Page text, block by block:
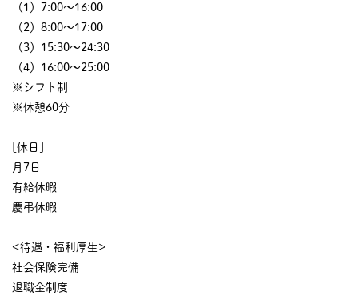
（1）7:00～16:00
（2）8:00～17:00
（3）15:30～24:30
（4）16:00～25:00
※シフト制
※休憩60分
[休日]
月7日
有給休暇
慶弔休暇
<待遇・福利厚生>
社会保険完備
退職金制度